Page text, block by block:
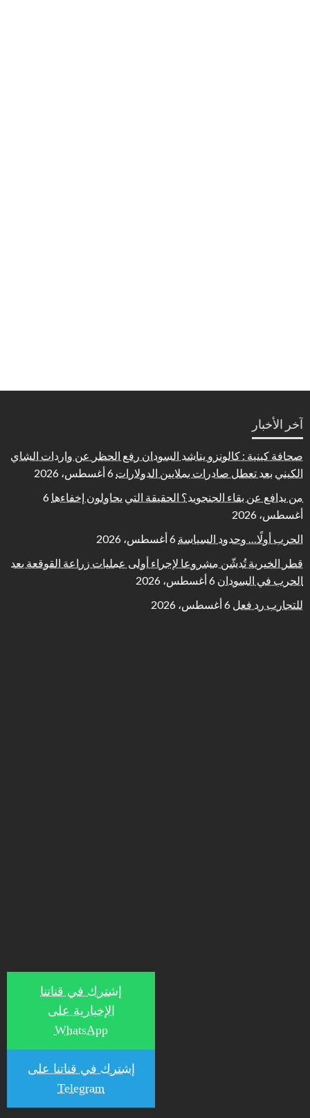
آخر الأخبار
صحافة كينية : كالونزو يناشد السودان رفع الحظر عن واردات الشاي
الكيني بعد تعطل صادرات بملايين الدولارات 6 أغسطس، 2026
من يدافع عن بقاء الجنجويد؟ الحقيقة التي يحاولون إخفاءها 6
أغسطس، 2026
الحرب أولًا… وحدود السياسة 6 أغسطس، 2026
قطر الخيرية تُدشّن مشروعا لإجراء أولى عمليات زراعة القوقعة بعد
الحرب في السودان 6 أغسطس، 2026
للتجارب رد فعل 6 أغسطس، 2026
إشترك في قناتنا
الإخبارية على
WhatsApp
إشترك في قناتنا على
Telegram